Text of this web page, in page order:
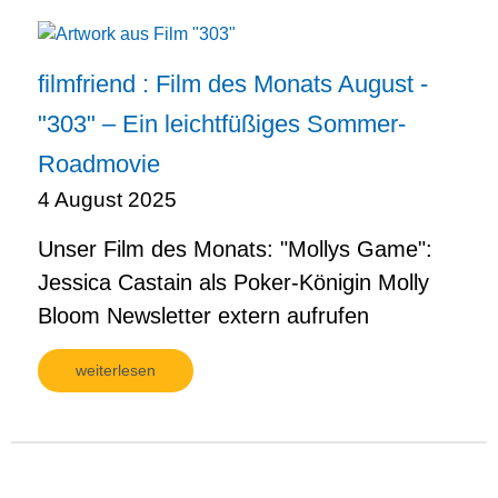
filmfriend : Film des Monats August -
"303" – Ein leichtfüßiges Sommer-
Roadmovie
4 August 2025
Unser Film des Monats: "Mollys Game":
Jessica Castain als Poker-Königin Molly
Bloom Newsletter extern aufrufen
weiterlesen